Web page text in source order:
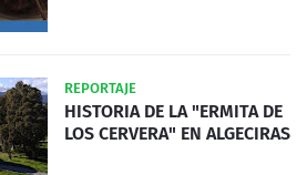
REPORTAJE
HISTORIA DE LA "ERMITA DE
LOS CERVERA" EN ALGECIRAS